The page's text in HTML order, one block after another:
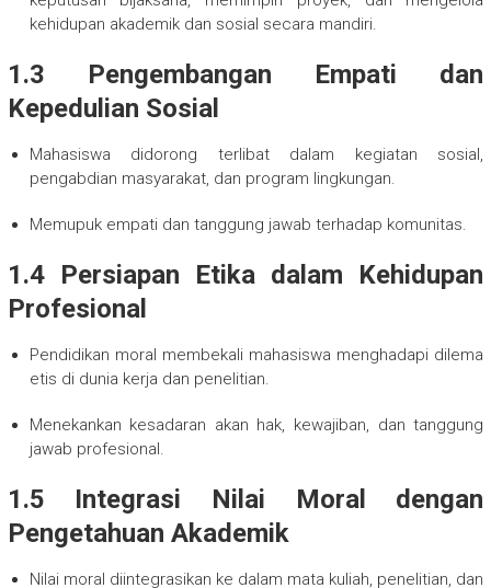
kehidupan akademik dan sosial secara mandiri.
1.3 Pengembangan Empati dan
Kepedulian Sosial
Mahasiswa didorong terlibat dalam kegiatan sosial,
pengabdian masyarakat, dan program lingkungan.
Memupuk empati dan tanggung jawab terhadap komunitas.
1.4 Persiapan Etika dalam Kehidupan
Profesional
Pendidikan moral membekali mahasiswa menghadapi dilema
etis di dunia kerja dan penelitian.
Menekankan kesadaran akan hak, kewajiban, dan tanggung
jawab profesional.
1.5 Integrasi Nilai Moral dengan
Pengetahuan Akademik
Nilai moral diintegrasikan ke dalam mata kuliah, penelitian, dan